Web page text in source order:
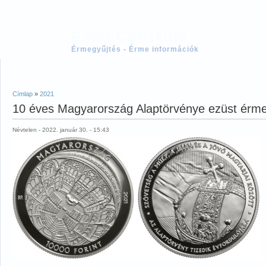
Érmegyűjtés - Érme információk
Címlap » 2021
10 éves Magyarország Alaptörvénye ezüst
Névtelen - 2022. január 30. - 15:43